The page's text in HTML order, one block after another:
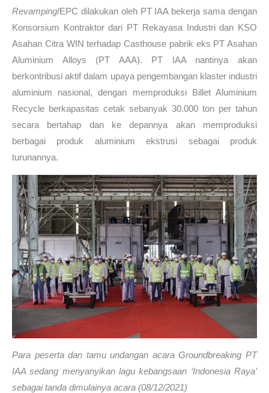
Revamping/EPC dilakukan oleh PT IAA bekerja sama dengan
Konsorsium Kontraktor dari PT Rekayasa Industri dan KSO
Asahan Citra WIN terhadap Casthouse pabrik eks PT Asahan
Aluminium Alloys (PT AAA). PT IAA nantinya akan
berkontribusi aktif dalam upaya pengembangan klaster industri
aluminium nasional, dengan memproduksi Billet Aluminium
Recycle berkapasitas cetak sebanyak 30.000 ton per tahun
secara bertahap dan ke depannya akan memproduksi
berbagai produk aluminium ekstrusi sebagai produk
turunannya.
Para peserta dan tamu undangan acara Groundbreaking PT
IAA sedang menyanyikan lagu kebangsaan ‘Indonesia Raya’
sebagai tanda dimulainya acara (08/12/2021)